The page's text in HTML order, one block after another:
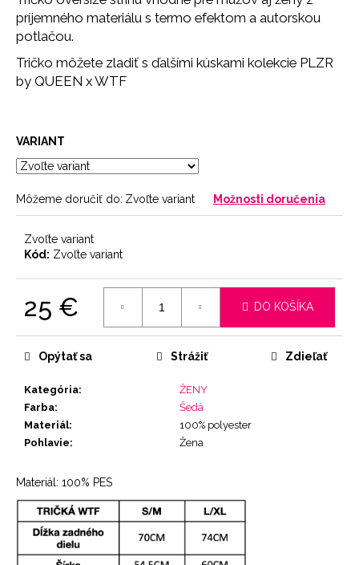
príjemného materiálu s termo efektom a autorskou
potlačou.
Tričko môžete zladiť s ďalšími kúskami kolekcie PLZR
by QUEEN x WTF
VARIANT
Môžeme doručiť do: Zvoľte variant Možnosti doručenia
Zvoľte variant
Kód: Zvoľte variant
25 € DO KOŠÍKA
Kategória:
ŽENY
Farba:
Šedá
Materiál:
100% polyester
Pohlavie: Žena
Opýtať sa Strážiť Zdieľať
Materiál: 100% PES
a
m
e
€